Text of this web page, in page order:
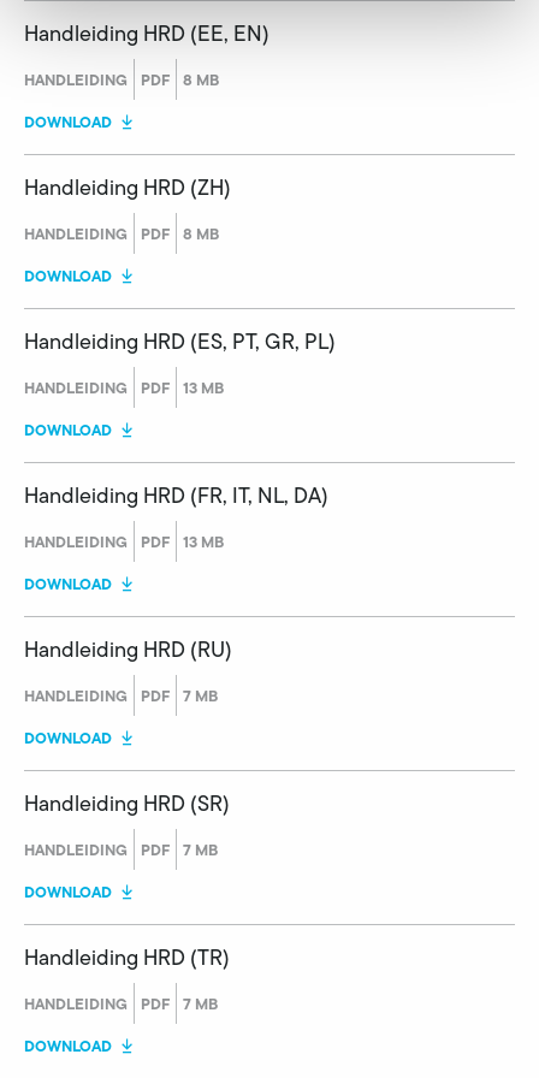
Handleiding HRD (EE, EN)
HANDLEIDING PDF 8 MB
DOWNLOAD
Handleiding HRD (ZH)
HANDLEIDING PDF 8 MB
DOWNLOAD
Handleiding HRD (ES, PT, GR, PL)
HANDLEIDING PDF 13 MB
DOWNLOAD
Handleiding HRD (FR, IT, NL, DA)
HANDLEIDING PDF 13 MB
DOWNLOAD
Handleiding HRD (RU)
HANDLEIDING PDF 7 MB
DOWNLOAD
Handleiding HRD (SR)
HANDLEIDING PDF 7 MB
DOWNLOAD
Handleiding HRD (TR)
HANDLEIDING PDF 7 MB
DOWNLOAD